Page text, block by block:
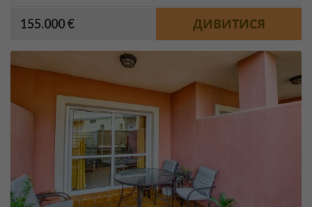
155.000 € ДИВИТИСЯ